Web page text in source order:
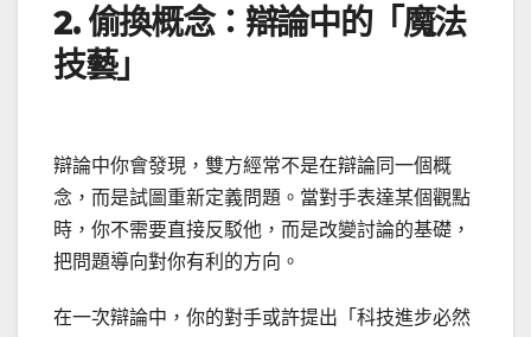
2. 偷換概念：辯論中的「魔法
技藝」
辯論中你會發現，雙方經常不是在辯論同一個概
念，而是試圖重新定義問題。當對手表達某個觀點
時，你不需要直接反駁他，而是改變討論的基礎，
把問題導向對你有利的方向。
在一次辯論中，你的對手或許提出「科技進步必然